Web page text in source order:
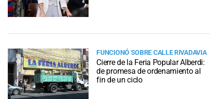
FUNCIONÓ SOBRE CALLE RIVADAVIA
Cierre de la Feria Popular Alberdi:
de promesa de ordenamiento al
fin de un ciclo